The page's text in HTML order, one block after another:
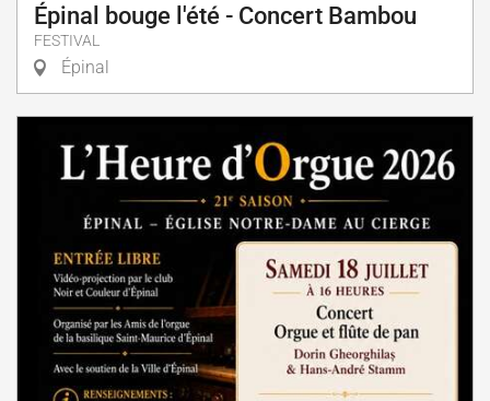
Épinal bouge l'été - Concert Bambou
FESTIVAL
Épinal